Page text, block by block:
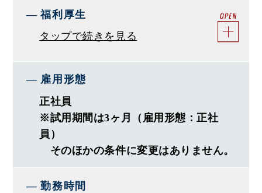
―〈 評価・働き方 〉―
・ガラス張りの評価制度→給与反映
＜モデル年収＞
・中途2年目（前職住宅営業）：480万円程度
・中途5年目（前職住宅施工管理）：600万円程度
福利厚生
タップで続きを見る
雇用形態
正社員
※試用期間は3ヶ月（雇用形態：正社
員）
そのほかの条件に変更はありません。
勤務時間